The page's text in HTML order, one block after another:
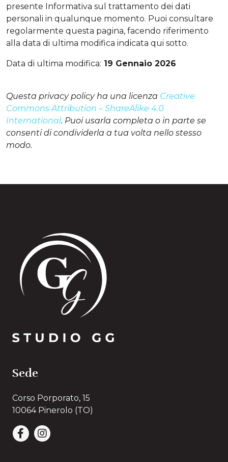
presente Informativa sul trattamento dei dati
personali in qualunque momento. Puoi consultare
regolarmente questa pagina, facendo riferimento
alla data di ultima modifica indicata qui sotto.
Data di ultima modifica: 19 Gennaio 2026
Questa privacy policy ha una licenza Creative
Commons Attribution – ShareAlike 4.0
International. Puoi usarla completa o in parte se
consenti di condividerla a tua volta nello stesso
modo.
Sede
Corso Porporato, 15
10064 Pinerolo (TO)